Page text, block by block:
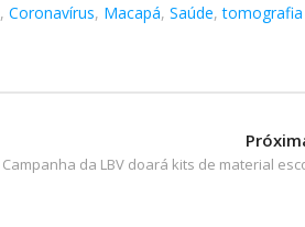
, Coronavírus, Macapá, Saúde,tomografia
Campanha da LBV doará kits de material